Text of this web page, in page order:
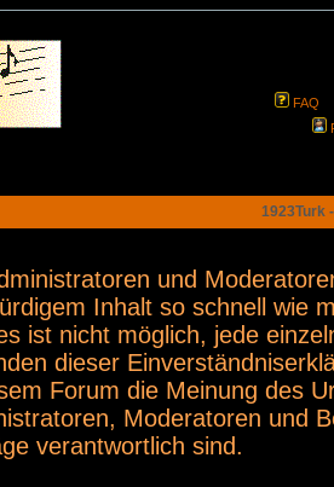
FAQ
1923Turk
und
Inhalt so schnell wie
ist nicht möglich, jede
dieser
Forum die Meinung des
Moderatoren und
verantwortlich sind.